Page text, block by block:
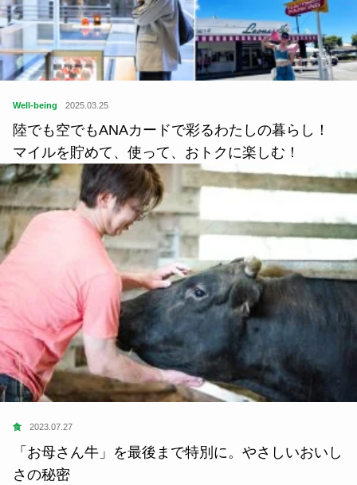
Well-being 2025.03.25
陸でも空でもANAカードで彩るわたしの暮らし！
マイルを貯めて、使って、おトクに楽しむ！
食 2023.07.27
「お母さん牛」を最後まで特別に。やさしいおいし
さの秘密